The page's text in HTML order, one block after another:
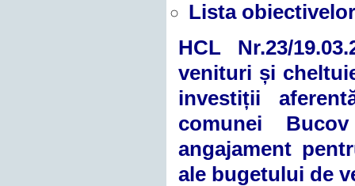
Lista
HCL Nr.23/
venituri și
investiții
comunei
angajament
ale bugetului de